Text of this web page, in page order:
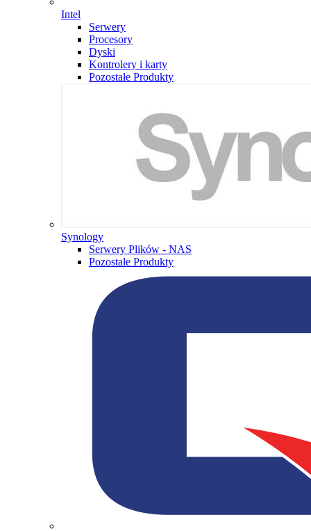
Intel
Serwery
Procesory
Dyski
Kontrolery i karty
Pozostałe Produkty
Synology
Serwery Plików - NAS
Pozostałe Produkty